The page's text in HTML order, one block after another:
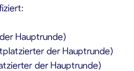
Hauptrunde)
der Hauptrunde)
der Hauptrunde)